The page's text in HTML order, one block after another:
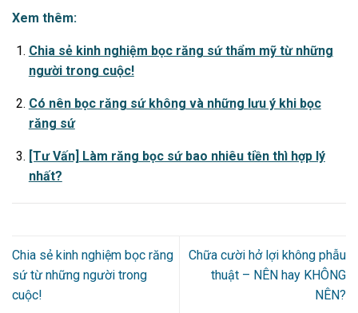
Xem thêm:
Chia sẻ kinh nghiệm bọc răng sứ thẩm mỹ từ những
người trong cuộc!
Có nên bọc răng sứ không và những lưu ý khi bọc
răng sứ
[Tư Vấn] Làm răng bọc sứ bao nhiêu tiền thì hợp lý
nhất?
Chia sẻ kinh nghiệm bọc răng
sứ từ những người trong
cuộc!
Chữa cười hở lợi không phẫu
thuật – NÊN hay KHÔNG
NÊN?